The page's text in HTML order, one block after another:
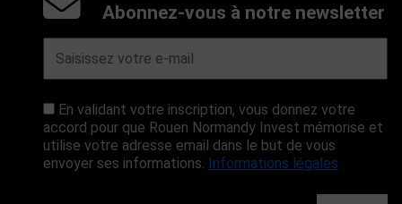
Abonnez-vous à notre newsletter
En validant votre inscription, vous donnez votre
accord pour que Rouen Normandy Invest mémorise et
utilise votre adresse email dans le but de vous
envoyer ses informations. Informations légales